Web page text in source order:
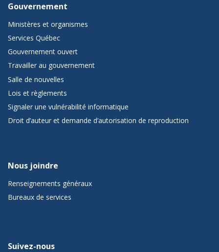
Gouvernement
Ministères et organismes
Services Québec
Gouvernement ouvert
Travailler au gouvernement
Salle de nouvelles
Lois et règlements
Signaler une vulnérabilité informatique
Droit d’auteur et demande d’autorisation de reproduction
Nous joindre
Renseignements généraux
Bureaux de services
Suivez-nous